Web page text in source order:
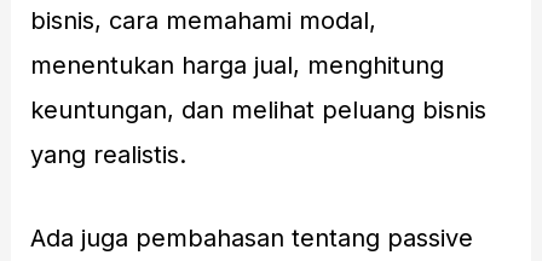
bisnis, cara memahami modal,
menentukan harga jual, menghitung
keuntungan, dan melihat peluang bisnis
yang realistis.
Ada juga pembahasan tentang passive